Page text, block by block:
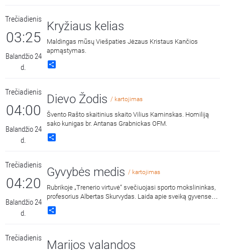
Trečiadienis
03:25
Balandžio 24
d.
Kryžiaus kelias
Maldingas mūsų Viešpaties Jėzaus Kristaus Kančios
apmąstymas.
Trečiadienis
04:00
Balandžio 24
d.
Dievo Žodis / kartojimas
Švento Rašto skaitinius skaito Vilius Kaminskas. Homiliją
sako kunigas br. Antanas Grabnickas OFM.
Trečiadienis
04:20
Balandžio 24
d.
Gyvybės medis / kartojimas
Rubrikoje „Trenerio virtuvė“ svečiuojasi sporto mokslininkas,
profesorius Albertas Skurvydas. Laida apie sveiką gyvenseną
bei fizinį aktyvumą. Vėžio prevencija. Laidą veda treneris
Vytautas Binkis. (2 laida)
Trečiadienis
Marijos valandos